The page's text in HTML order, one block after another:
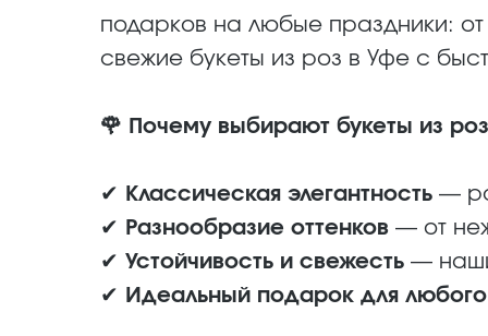
подарков на любые праздники:
свежие букеты из роз в Уфе с
🌹 Почему выбирают букеты из
✔ Классическая элегантность —
✔ Разнообразие оттенков — от
✔ Устойчивость и свежесть —
✔ Идеальный подарок для